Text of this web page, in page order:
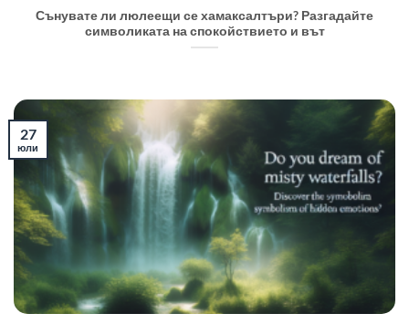
Сънувате ли люлеещи се хамаксалтъри? Разгадайте
символиката на спокойствието и вът
27
юли